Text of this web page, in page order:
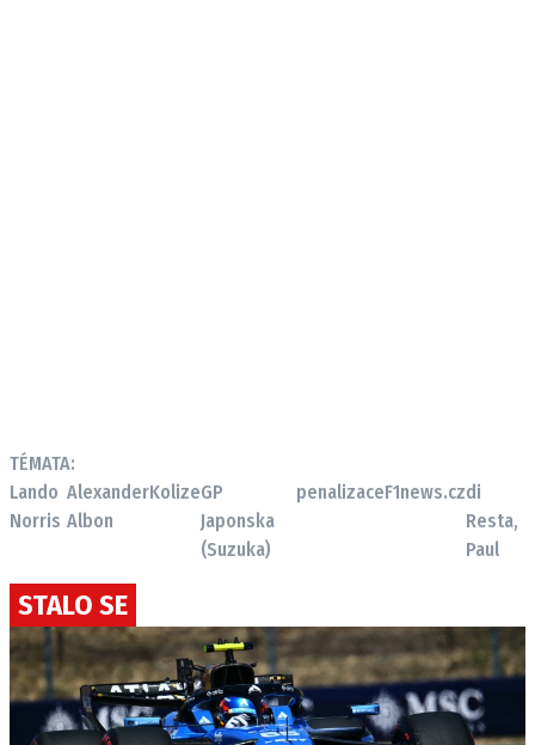
TÉMATA:
Lando
Norris
Alexander
Albon
KolizeGP
Japonska
(Suzuka)
penalizaceF1news.czdi
Resta,
Paul
STALO SE